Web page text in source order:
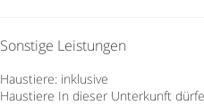
Sonstige Leistungen
Haustiere: inklusive
Haustiere In dieser Unterkunft